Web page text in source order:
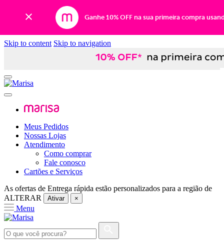
Ganhe 10% OFF na sua primeira compra
Skip to content Skip to navigation
Meus Pedidos
Nossas Lojas
Atendimento
Como comprar
Fale conosco
Cartões e Serviços
As ofertas de Entrega rápida estão personalizados para a região de
ALTERAR
Ativar ×
Menu